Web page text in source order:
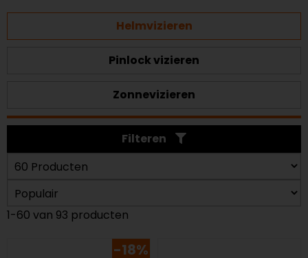
Helmvizieren
Pinlock vizieren
Zonnevizieren
Filteren
1-60 van 93 producten
-18%